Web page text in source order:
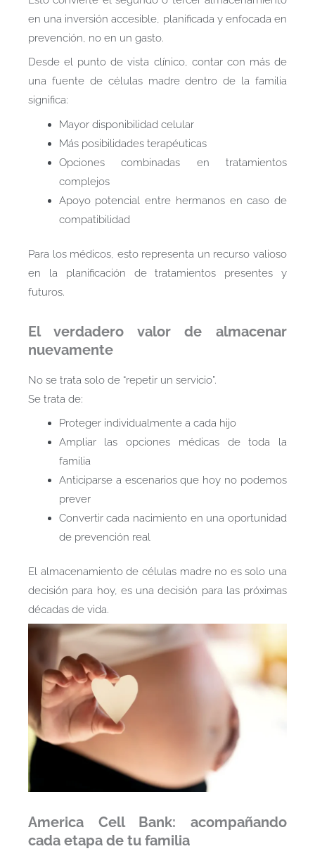
en una inversión accesible, planificada y enfocada en
prevención, no en un gasto.
Desde el punto de vista clínico, contar con más de
una fuente de células madre dentro de la familia
significa:
Mayor disponibilidad celular
Más posibilidades terapéuticas
Opciones combinadas en tratamientos
complejos
Apoyo potencial entre hermanos en caso de
compatibilidad
Para los médicos, esto representa un recurso valioso
en la planificación de tratamientos presentes y
futuros.
El verdadero valor de almacenar
nuevamente
No se trata solo de “repetir un servicio”.
Se trata de:
Proteger individualmente a cada hijo
Ampliar las opciones médicas de toda la
familia
Anticiparse a escenarios que hoy no podemos
prever
Convertir cada nacimiento en una oportunidad
de prevención real
El almacenamiento de células madre no es solo una
decisión para hoy, es una decisión para las próximas
décadas de vida.
America Cell Bank: acompañando
cada etapa de tu familia